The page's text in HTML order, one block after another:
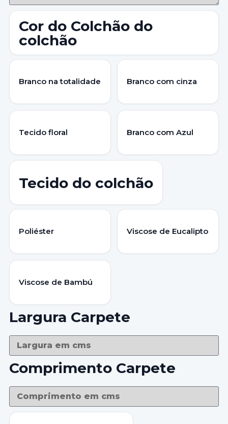
Cor do Colchão do
colchão
Branco na totalidade Branco com cinza
Tecido floral Branco com Azul
Tecido do colchão
Poliéster Viscose de Eucalipto
Viscose de Bambú
Largura Carpete
Comprimento Carpete